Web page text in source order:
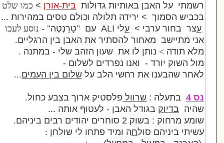
באותיות גדולות בית -אורן>כמו שלט
תלולה וכולם טסים במהירות ...
ע לי ALI עם "טָרַנְטֶה" - נוסע לעכו
להסתיר את האבן בין הרגליים.
לו את שעון הזהב שלי - במתנה .
ואנו נפרדים לשלום -
רחשי הלב עלשלום בין העמים...
שרוולפלסטיק ארוך בצבע כחול.
האבן - לעטוף אותה ...
ביניהם
.
ה ומיד פתחו לי שולחן :